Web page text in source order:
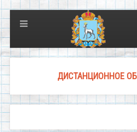
ДИСТАНЦИОННОЕ